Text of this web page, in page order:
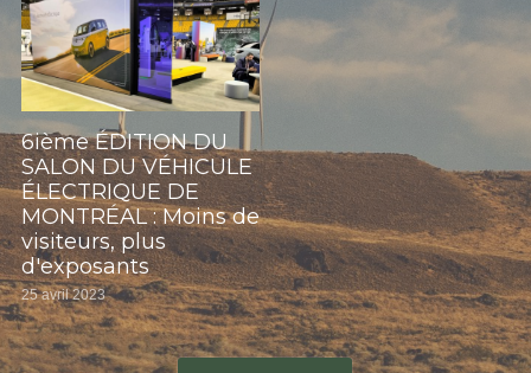
SOUMISSION RAPIDE
ASSURANCE
6ième ÉDITION DU
SALON DU VÉHICULE
ÉLECTRIQUE DE
MONTRÉAL : Moins de
visiteurs, plus
d'exposants
25 avril 2023
Électrique
Art Automobile